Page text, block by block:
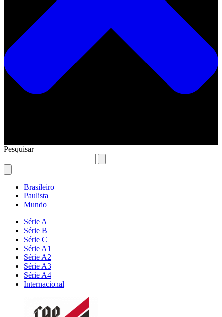
Pesquisar
Brasileiro
Paulista
Mundo
Série A
Série B
Série C
Série A1
Série A2
Série A3
Série A4
Internacional